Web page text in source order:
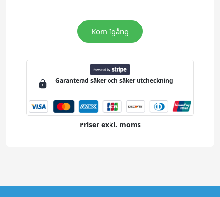
Kom Igång
Garanterad säker och säkerutcheckning
Priser exkl. moms